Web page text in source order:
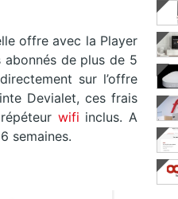
offre avec la Player
de plus de 5
sur l’offre
Devialet, ces frais
wifi inclus. A
semaines.